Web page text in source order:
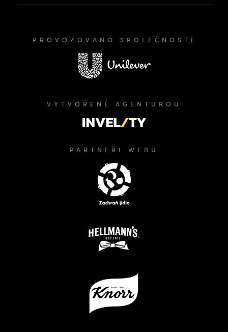
PROVOZOVÁNO SPOLEČNOSTÍ
VYTVOŘENÉ AGENTUROU
PARTNEŘI WEBU